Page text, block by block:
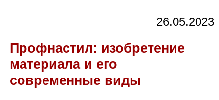
26.05.2023
Профнастил: изобретение
материала и его
современные виды